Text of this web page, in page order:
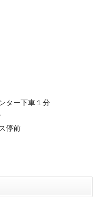
ター下車１分
停前